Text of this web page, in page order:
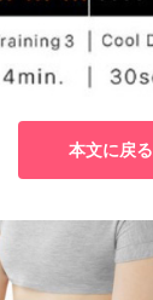
本文に戻る